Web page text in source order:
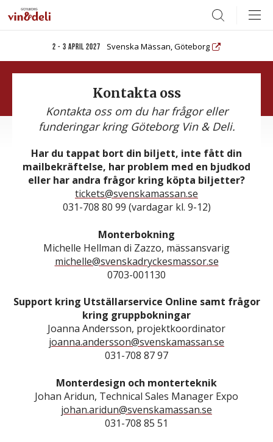
2 - 3 april 2027 Svenska Mässan, Göteborg
Search
Kontakta oss
Kontakta oss om du har frågor eller
funderingar kring Göteborg Vin & Deli.
Har du tappat bort din biljett, inte fått din
mailbekräftelse, har problem med en bjudkod
eller har andra frågor kring köpta biljetter?
tickets@svenskamassan.se
031-708 80 99 (vardagar kl. 9-12)
Monterbokning
Michelle Hellman di Zazzo, mässansvarig
michelle@svenskadryckesmassor.se
0703-001130
Support kring Utställarservice Online samt frågor
kring gruppbokningar
Joanna Andersson, projektkoordinator
joanna.andersson@svenskamassan.se
031-708 87 97
Monterdesign och monterteknik
Johan Aridun, Technical Sales Manager Expo
johan.aridun@svenskamassan.se
031-708 85 51